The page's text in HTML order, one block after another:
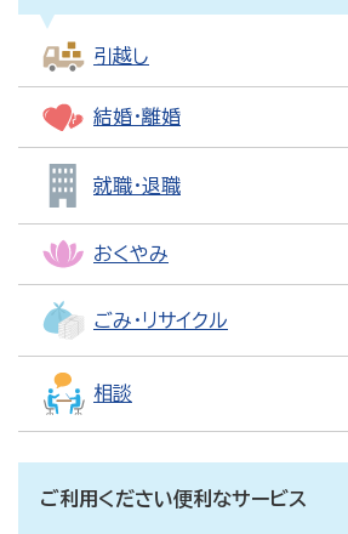
引越し
結婚・離婚
就職・退職
おくやみ
ごみ・リサイクル
相談
ご利用ください便利なサービス